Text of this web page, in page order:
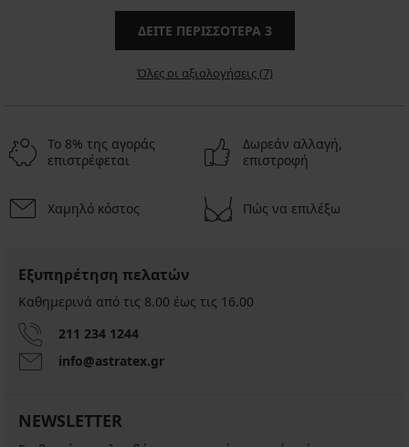
ΔΕΊΤΕ ΠΕΡΙΣΣΌΤΕΡΑ 3
Όλες οι αξιολογήσεις (7)
Το 8% της αγοράς
επιστρέφεται
Δωρεάν αλλαγή,
επιστροφή
Χαμηλό κόστος Πώς να επιλέξω
Εξυπηρέτηση πελατών
Καθημερινά από τις 8.00 έως τις 16.00
211 234 1244
info@astratex.gr
NEWSLETTER